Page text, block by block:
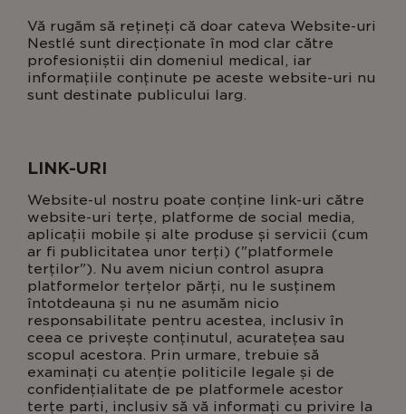
Vă rugăm să rețineți că doar cateva Website-uri
Nestlé sunt direcționate în mod clar către
profesioniștii din domeniul medical, iar
informațiile conținute pe aceste website-uri nu
sunt destinate publicului larg.
LINK-URI
Website-ul nostru poate conține link-uri către
website-uri terțe, platforme de social media,
aplicații mobile și alte produse și servicii (cum
ar fi publicitatea unor terți) ("platformele
terților"). Nu avem niciun control asupra
platformelor terțelor părți, nu le susținem
întotdeauna și nu ne asumăm nicio
responsabilitate pentru acestea, inclusiv în
ceea ce privește conținutul, acuratețea sau
scopul acestora. Prin urmare, trebuie să
examinați cu atenție politicile legale și de
confidențialitate de pe platformele acestor
terțe parti, inclusiv să vă informați cu privire la